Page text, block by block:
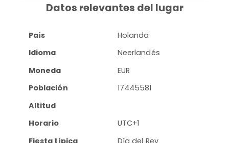
Datos relevantes del lugar
País
Holanda
Idioma
Neerlandés
Moneda
EUR
Población
17445581
Altitud
Horario
UTC+1